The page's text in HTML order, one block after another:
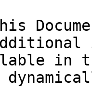
in